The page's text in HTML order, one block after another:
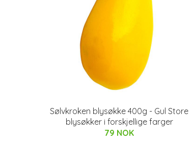
Sølvkroken blysøkke 400g - Gul Store
blysøkker i forskjellige farger
79 NOK